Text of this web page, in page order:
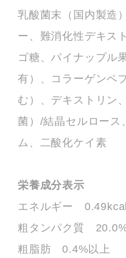
乳酸菌末（国内製造
ー、難消化性デキス
ゴ糖、パイナップル
有）、コラーゲンペ
む）、デキストリン
菌）/結晶セルロース
ム、二酸化ケイ素
栄養成分表示
エネルギー
粗タンパク質
粗脂肪 0.4%以上